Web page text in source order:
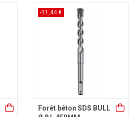
-11,44 €
Forêt béton SDS BULL